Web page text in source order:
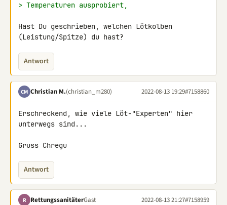
> Temperaturen ausprobiert,
Hast Du geschrieben, welchen Lötkolben
(Leistung/Spitze) du hast?
Antwort
CM Christian M.(christian_m280) 2022-08-13 19:29#7158860
Erschreckend, wie viele Löt-"Experten" hier
unterwegs sind...
Gruss Chregu
Antwort
R RettungssanitäterGast 2022-08-13 21:27#7158959